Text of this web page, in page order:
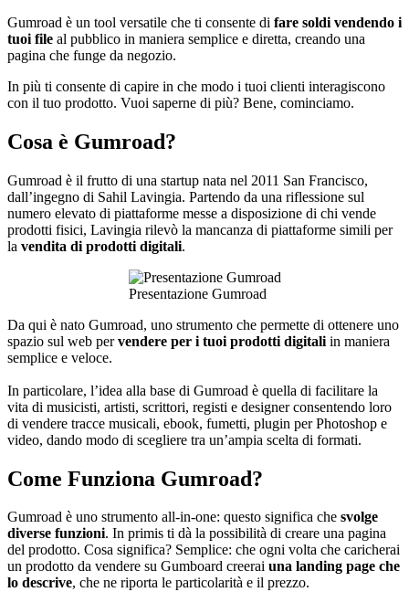
Gumroad è un tool versatile che ti consente di fare soldi vendendo i
tuoi file al pubblico in maniera semplice e diretta, creando una
pagina che funge da negozio.
In più ti consente di capire in che modo i tuoi clienti interagiscono
con il tuo prodotto. Vuoi saperne di più? Bene, cominciamo.
Cosa è Gumroad?
Gumroad è il frutto di una startup nata nel 2011 San Francisco,
dall’ingegno di Sahil Lavingia. Partendo da una riflessione sul
numero elevato di piattaforme messe a disposizione di chi vende
prodotti fisici, Lavingia rilevò la mancanza di piattaforme simili per
la vendita di prodotti digitali.
Presentazione Gumroad
Da qui è nato Gumroad, uno strumento che permette di ottenere uno
spazio sul web pervendere per i tuoi prodotti digitali in maniera
semplice e veloce.
In particolare, l’idea alla base di Gumroad è quella di facilitare la
vita di musicisti, artisti, scrittori, registi e designer consentendo loro
di vendere tracce musicali, ebook, fumetti, plugin per Photoshop e
video, dando modo di scegliere tra un’ampia scelta di formati.
Come Funziona Gumroad?
Gumroad è uno strumento all-in-one: questo significa che svolge
diverse funzioni. In primis ti dà la possibilità di creare una pagina
del prodotto. Cosa significa? Semplice: che ogni volta che caricherai
un prodotto da vendere su Gumboard creerai una landing page che
lo descrive, che ne riporta le particolarità e il prezzo.